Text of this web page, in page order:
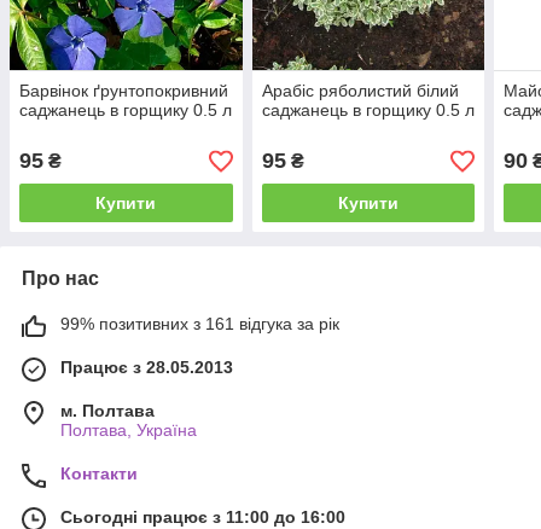
Барвінок ґрунтопокривний
саджанець в горщику 0.5 л
95 ₴
Купити
Арабіс ряболистий білий
саджанець в горщику 0.5 л
95₴
Купити
90
Про нас
99% позитивних з 161 відгука за рік
Працює з 28.05.2013
м. Полтава
Полтава, Україна
Контакти
Сьогодні працює з 11:00 до 16:00